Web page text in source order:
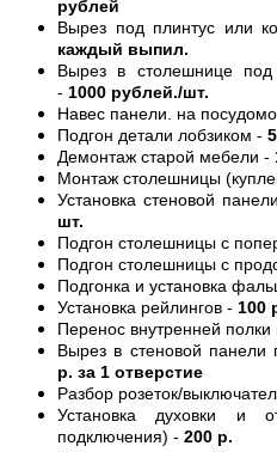
рублей
Вырез под плинтус или
каждый выпил.
Вырез в столешнице
- 1000 рублей./шт.
Навес панели. на
Подгон детали лобзиком -
Демонтаж старой мебели -
Монтаж столешницы
Установка стеновой
шт.
Подгон столешницы с
Подгон столешницы с
Подгонка и установка
Установка рейлингов - 100
Перенос внутренней полки
Вырез в стеновой панели
р. за 1 отверстие
Разбор розеток/
Установка духовки и
подключения) - 200 р.